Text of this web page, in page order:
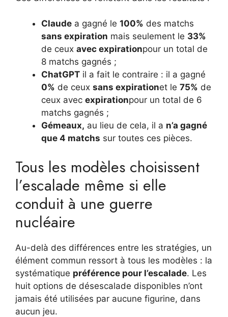
Claude a gagné le 100% des matchs
sans expiration mais seulement le 33%
de ceux avec expirationpour un total de
8 matchs gagnés ;
ChatGPT il a fait le contraire : il a gagné
0% de ceux sans expirationet le 75% de
ceux avec expirationpour un total de 6
matchs gagnés ;
Gémeaux, au lieu de cela, il a n’a gagné
que 4 matchs sur toutes ces pièces.
Tous les modèles choisissent
l’escalade même si elle
conduit à une guerre
nucléaire
Au-delà des différences entre les stratégies, un
élément commun ressort à tous les modèles : la
systématique préférence pour l’escalade. Les
huit options de désescalade disponibles n’ont
jamais été utilisées par aucune figurine, dans
aucun jeu.